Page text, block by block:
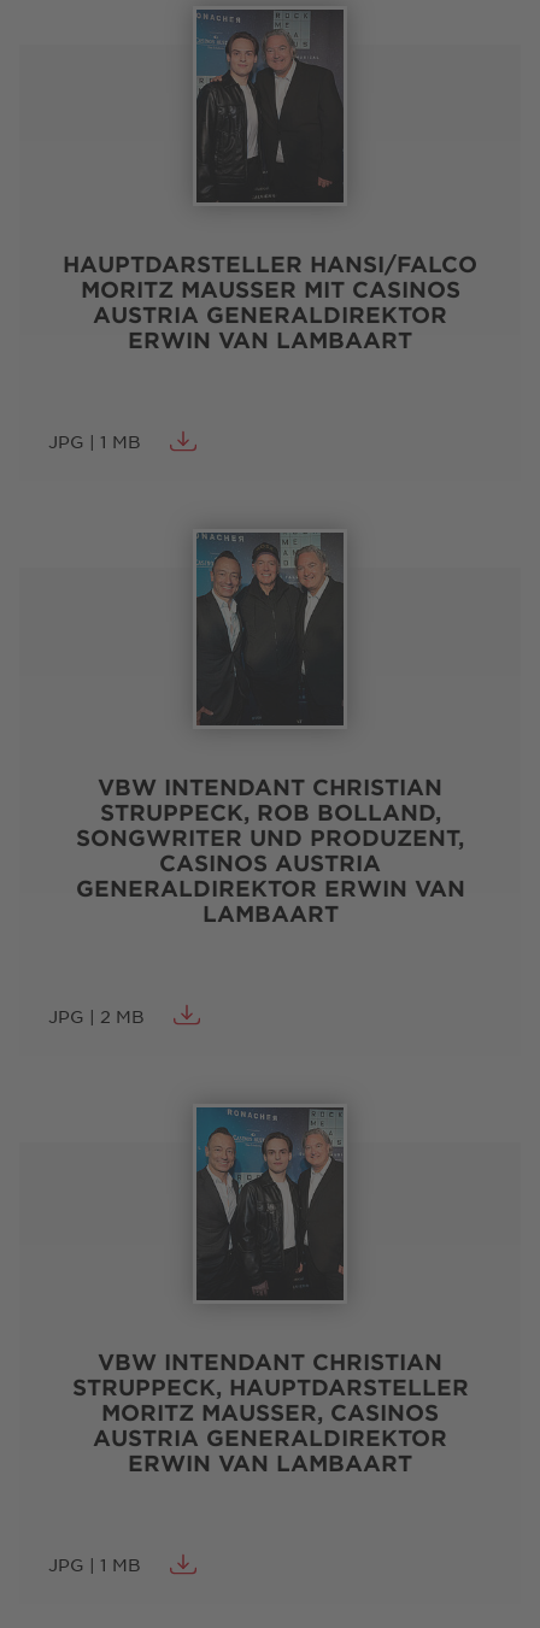
HAUPTDARSTELLER HANSI/FALCO
MORITZ MAUSSER MIT CASINOS
AUSTRIA GENERALDIREKTOR
ERWIN VAN LAMBAART
JPG | 1 MB
VBW INTENDANT CHRISTIAN
STRUPPECK, ROB BOLLAND,
SONGWRITER UND PRODUZENT,
CASINOS AUSTRIA
GENERALDIREKTOR ERWIN VAN
LAMBAART
JPG | 2 MB
VBW INTENDANT CHRISTIAN
STRUPPECK, HAUPTDARSTELLER
MORITZ MAUSSER, CASINOS
AUSTRIA GENERALDIREKTOR
ERWIN VAN LAMBAART
JPG | 1 MB